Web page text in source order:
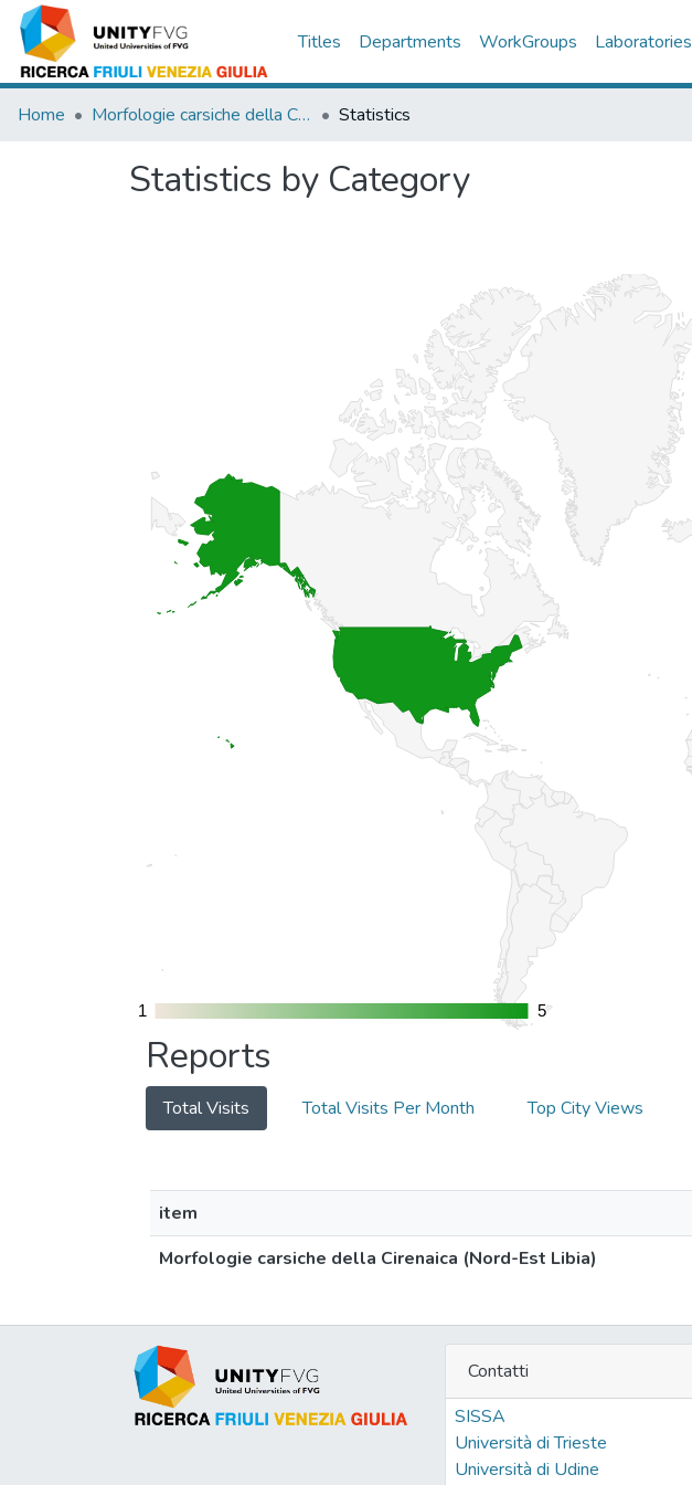
Titles Departments WorkGroups Laboratories
Home Morfologie carsiche della Cirenaica (Nord-Est Libia) Statistics
Statistics by Category
1
1 5
5
Reports
Total Visits Total Visits Per Month Top City Views
item
Morfologie carsiche della Cirenaica (Nord-Est Libia)
Contatti
SISSA
Università di Trieste
Università di Udine